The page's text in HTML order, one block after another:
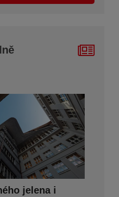
jelena i